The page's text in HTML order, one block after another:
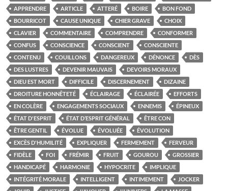
APPRENDRE
ARTICLE ATTERÉ BOIRE
BON FOND
BOURRICOT
CAUSE UNIQUE CHIER GRAVE
CHOIX
CLAVIER
COMMENTAIRE COMPRENDRE
CONFORMER
CONFUS
CONSCIENCE CONSCIENT
CONSCIENTE
CONTENU
COUILLONS DANGEREUX DÉNONCE
DÈS
DES LUSTRES
DEVENIR MAUVAIS
DEVOIRS MORAUX
DIEU EST MORT
DIFFICILE DISCERNEMENT
DIZAINE
DROITURE HONNÊTETÉ
ÉCLAIRAGE ÉCLAIRÉE
EFFORTS
EN COLÈRE
ENGAGEMENTS SOCIAUX ENNEMIS
ÉPINEUX
ÉTAT D'ESPRIT
ÉTAT D’ESPRIT GÉNÉRAL
ÊTRE CON
ÊTRE GENTIL
ÉVOLUE ÉVOLUÉE
ÉVOLUTION
EXCÈS D'HUMILITÉ
EXPLIQUER FERMEMENT
FERVEUR
FIDÈLE
FOI FRÉMIR FRUIT GOUROU
GROSSIER
HANDICAPÉ
HARMONIE HYPOCRITE
IMPLIQUE
INTÉGRITÉ MORALE
INTELLIGENT INTIMEMENT
JOCKER